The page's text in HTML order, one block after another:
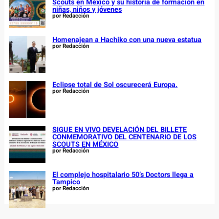
Scouts en México y su historia de formación en
niñas, niños y jóvenes
por Redacción
Homenajean a Hachiko con una nueva estatua
por Redacción
Eclipse total de Sol oscurecerá Europa.
por Redacción
SIGUE EN VIVO DEVELACIÓN DEL BILLETE
CONMEMORATIVO DEL CENTENARIO DE LOS
SCOUTS EN MÉXICO
por Redacción
El complejo hospitalario 50’s Doctors llega a
Tampico
por Redacción